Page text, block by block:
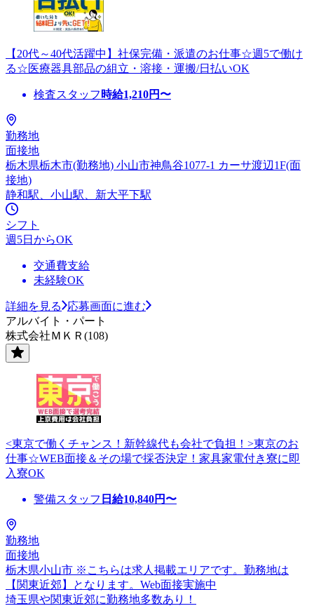
【20代～40代活躍中】社保完備・派遣のお仕事☆週5で働け
る☆医療器具部品の組立・溶接・運搬/日払いOK
検査スタッフ 時給1,210円〜
勤務地
面接地
栃木県栃木市(勤務地) 小山市神鳥谷1077-1 カーサ渡辺1F(面
接地)
静和駅、小山駅、新大平下駅
シフト
週5日からOK
交通費支給
未経験OK
詳細を見る
応募画面に進む
アルバイト・パート
株式会社ＭＫＲ(108)
<東京で働くチャンス！新幹線代も会社で負担！>東京のお
仕事☆WEB面接＆その場で採否決定！家具家電付き寮に即
入寮OK
警備スタッフ 日給10,840円〜
勤務地
面接地
栃木県小山市 ※こちらは求人掲載エリアです。勤務地は
【関東近郊】となります。Web面接実施中
埼玉県や関東近郊に勤務地多数あり！